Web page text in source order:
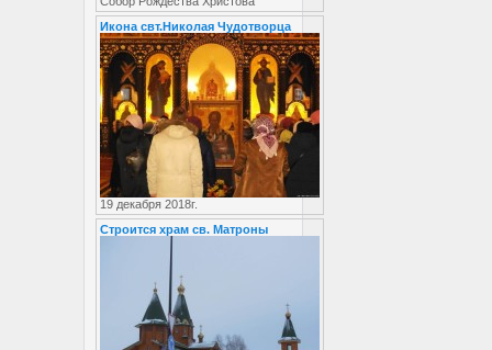
Икона свт.Николая Чудотворца
19 декабря 2018г.
Строится храм св. Матроны